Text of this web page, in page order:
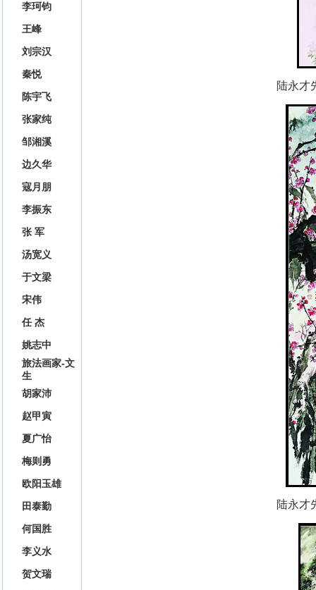
李珂钧
王峰
刘宗汉
秦悦
陈宇飞
张家纯
邹湘溪
边久华
寇月朋
李振东
张 军
汤宽义
于文梁
宋伟
任 杰
姚志中
旅法画家-文
生
胡家沛
赵甲寅
夏广怡
梅则勇
欧阳玉雄
田泰勤
何国胜
李义水
贺文瑞
陆永才
陆永才